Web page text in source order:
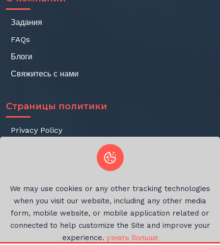
Задания
FAQs
Блоги
Свяжитесь с нами
Страницы политики
Privacy Policy
Авторское право © 2026 Все права защищены
We may use cookies or any other tracking technologies
when you visit our website, including any other media
form, mobile website, or mobile application related or
connected to help customize the Site and improve your
experience. узнать больше